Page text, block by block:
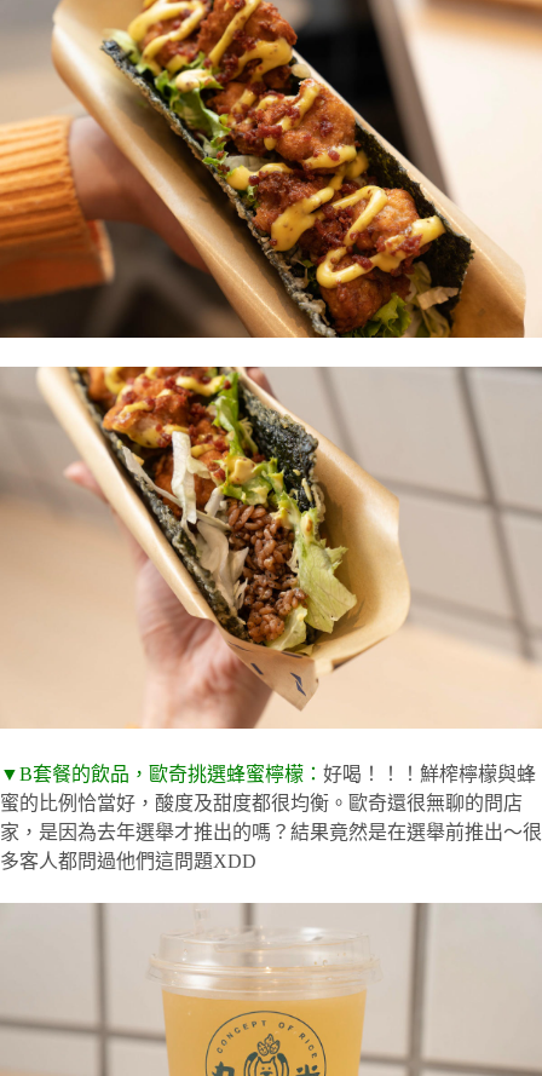
▼B套餐的飲品，歐奇挑選蜂蜜檸檬： 好喝！！！鮮榨檸檬與蜂
蜜的比例恰當好，酸度及甜度都很均衡。歐奇還很無聊的問店
家，是因為去年選舉才推出的嗎？結果竟然是在選舉前推出～很
多客人都問過他們這問題XDD